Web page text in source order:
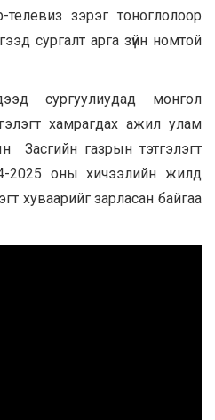
телевиз зэрэг тоноглолоор
сургалт арга зүйн номтой
сургуулиудад монгол
хамрагдах ажил улам
Засгийн газрын тэтгэлэгт
2025 оны хичээлийн жилд
хуваарийг зарласан байгаа